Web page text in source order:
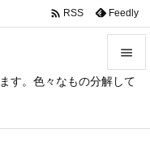
す。色々なもの分解して



 RSS Feedly